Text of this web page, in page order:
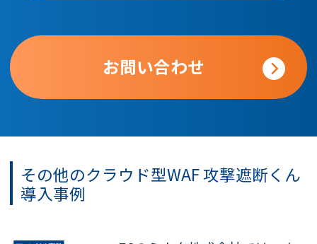
お問い合わせ
その他のクラウド型WAF攻撃遮断くん
導入事例